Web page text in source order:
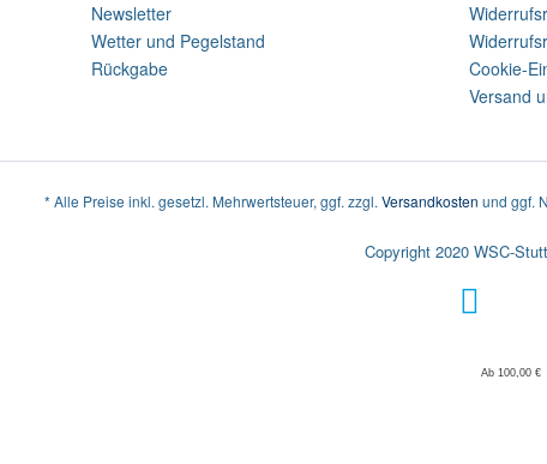
Newsletter
Wetter und Pegelstand
Rückgabe
Cookie-
Versand
* Alle Preise inkl. gesetzl. Mehrwertsteuer, ggf. zzgl. Versandkosten und ggf.
Copyright 2020 WSC-
Ab 100,00 €